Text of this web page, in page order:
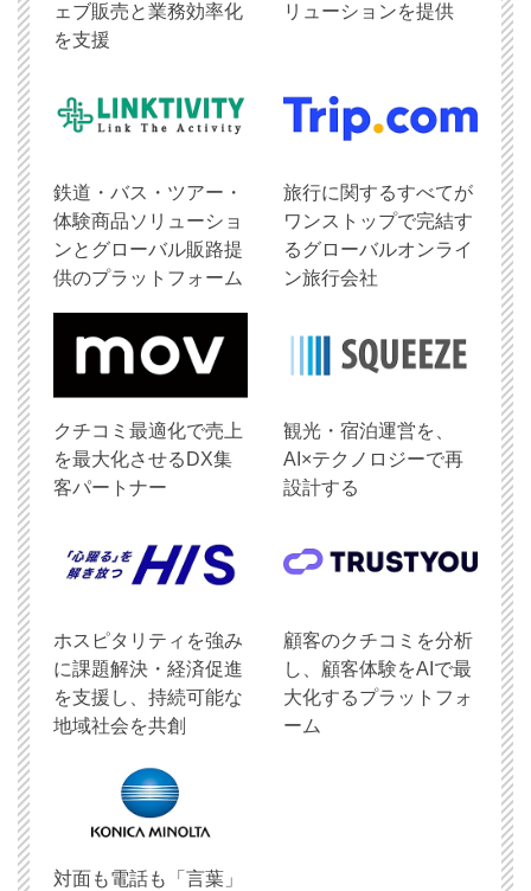
ェブ販売と業務効率化
を支援
リューションを提供
鉄道・バス・ツアー・
体験商品ソリューショ
ンとグローバル販路提
供のプラットフォーム
旅行に関するすべてが
ワンストップで完結す
るグローバルオンライ
ン旅行会社
クチコミ最適化で売上
を最大化させるDX集
客パートナー
観光・宿泊運営を、
AI×テクノロジーで再
設計する
ホスピタリティを強み
に課題解決・経済促進
を支援し、持続可能な
地域社会を共創
顧客のクチコミを分析
し、顧客体験をAIで最
大化するプラットフォ
ーム
対面も電話も「言葉」